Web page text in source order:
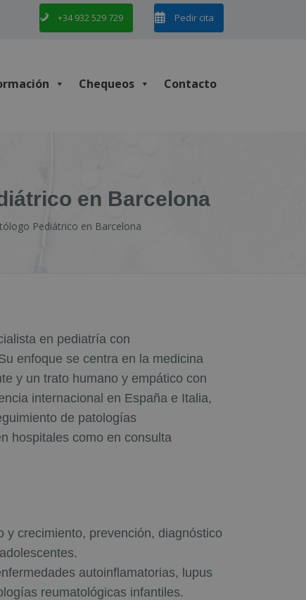
+34 932 529 729 Pedir cita
Chequeos Contacto
en Barcelona
Pediátrico en Barcelona
en pediatría con
enfoque se centra en la medicina
y un trato humano y empático con
internacional en España e Italia,
de patologías
hospitales como en consulta
y crecimiento, prevención, diagnóstico
autoinflamatorias, lupus
reumatológicas infantiles.